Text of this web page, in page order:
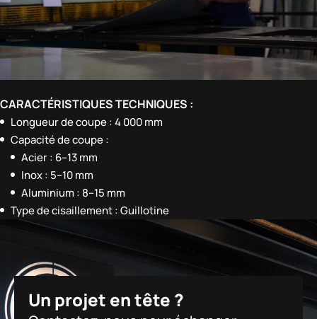
CARACTÉRISTIQUES TECHNIQUES :
Longueur de coupe : 4 000 mm
Capacité de coupe :
Acier : 6–13 mm
Inox : 5–10 mm
Aluminium : 8–15 mm
Type de cisaillement : Guillotine
Un projet en tête ?